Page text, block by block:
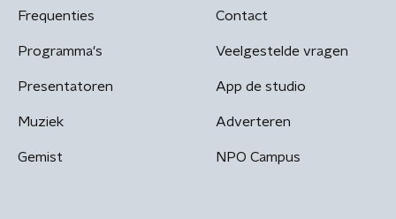
Frequenties
Programma's
Presentatoren
Muziek
Gemist
Contact
Veelgestelde vragen
App de studio
Adverteren
NPO Campus